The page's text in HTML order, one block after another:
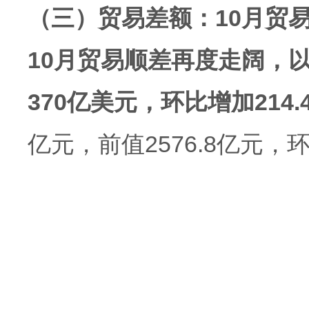
（三）贸易差额：10月贸
10月贸易顺差再度走阔，
370亿美元，环比增加
亿元，前值2576.8亿元，